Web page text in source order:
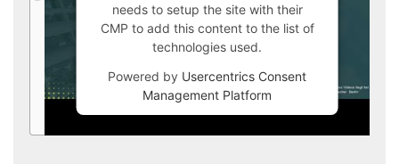
needs to setup the site with their
CMP to add this content to the list of
technologies used.
Powered by Usercentrics Consent
Management Platform